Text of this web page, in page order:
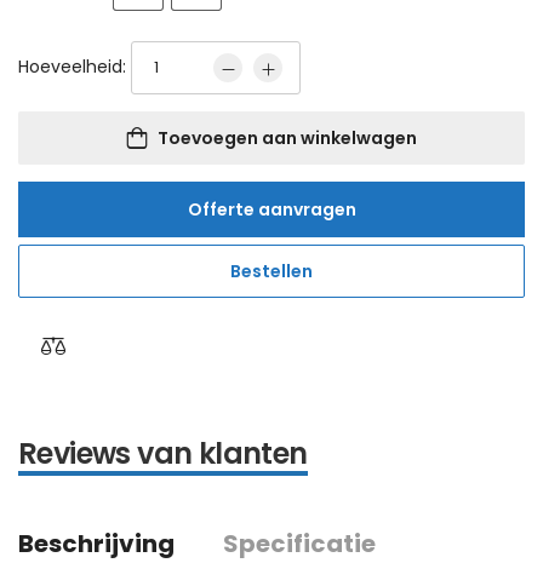
Hoeveelheid:
Toevoegen aan winkelwagen
Offerte aanvragen
Bestellen
Reviews van klanten
Beschrijving Specificatie